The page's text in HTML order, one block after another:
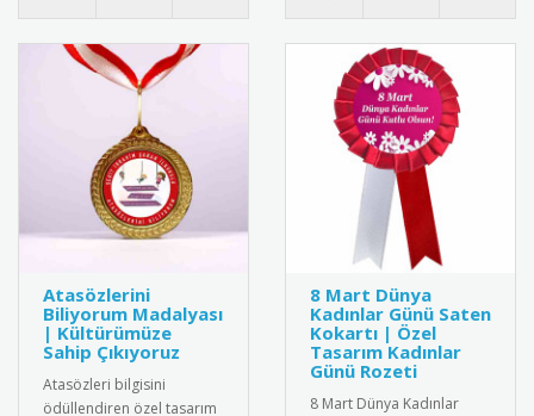
Atasözlerini
Biliyorum Madalyası
| Kültürümüze
Sahip Çıkıyoruz
Atasözleri bilgisini
ödüllendiren özel tasarım
8 Mart Dünya
Kadınlar Günü Saten
Kokartı | Özel
Tasarım Kadınlar
Günü Rozeti
8 Mart Dünya Kadınlar